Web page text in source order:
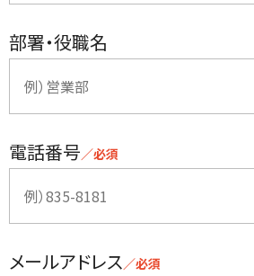
部署・役職名
電話番号／必須
メールアドレス／必須